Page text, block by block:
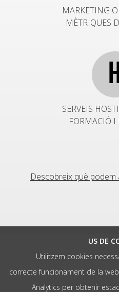
US DE
Utilitzem cookies
correcte funcionament de la
Analytics per obtenir
MARKETING
MÈTRIQUES
SERVEIS
FORMACIÓ I
Descobreix què